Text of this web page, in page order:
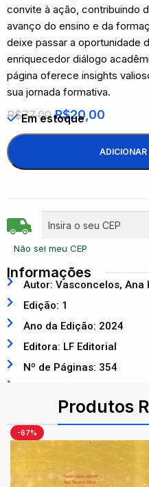
convite à ação, contribuindo
avanço do ensino e da
deixe passar a oportunidade
enriquecedor diálogo
página oferece insights
sua jornada formativa.
R$77,00 R$20,00
Em estoque
ADICIONAR
Não sei meu CEP
Informações
Autor: Vasconcelos, Ana
Edição: 1
Ano da Edição: 2024
Editora: LF Editorial
Nº de Páginas: 354
Produtos
-67%